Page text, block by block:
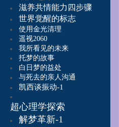
滋养共情能力 四步骤
世界觉醒的标志
使用金光清理
遥视2060
我所看见的未来
托梦的故事
白日梦的益处
与死去的亲人沟通
凯西谈振动-1
超心理学探索
解梦革新-1